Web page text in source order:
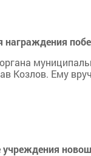
награждения
Козлов. Ему
учреждения